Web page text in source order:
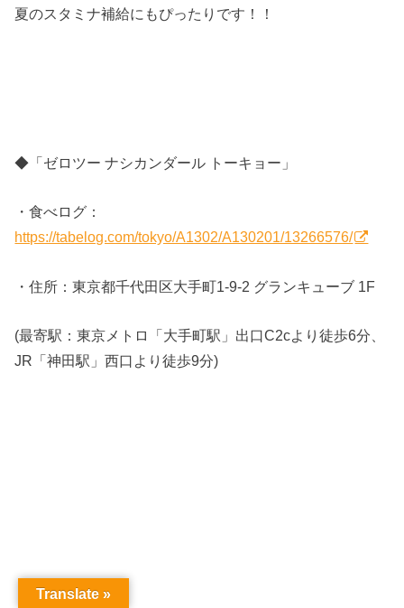
夏のスタミナ補給にもぴったりです！！
◆「ゼロツー ナシカンダール トーキョー」
・食べログ：
https://tabelog.com/tokyo/A1302/A130201/13266576/
・住所：東京都千代田区大手町1-9-2 グランキューブ 1F
(最寄駅：東京メトロ「大手町駅」出口C2cより徒歩6分、
JR「神田駅」西口より徒歩9分)
Translate »